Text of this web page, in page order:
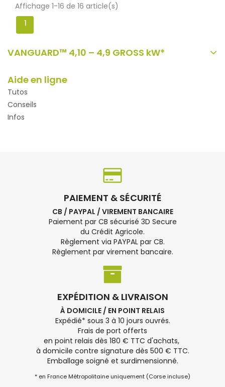
Affichage 1-16 de 16 article(s)
1
VANGUARD™ 4,10 – 4,9 GROSS kW*
Aide en ligne
Tutos
Conseils
Infos
PAIEMENT & SÉCURITÉ
CB / PAYPAL / VIREMENT BANCAIRE
Paiement par CB sécurisé 3D Secure
du Crédit Agricole.
Règlement via PAYPAL par CB.
Règlement par virement bancaire.
EXPÉDITION & LIVRAISON
À DOMICILE / EN POINT RELAIS
Expédié* sous 3 à 10 jours ouvrés.
Frais de port offerts
en point relais dès 180 € TTC d'achats,
à domicile contre signature dès 500 € TTC.
Emballage soigné et surdimensionné.
* en France Métropolitaine uniquement (Corse incluse)